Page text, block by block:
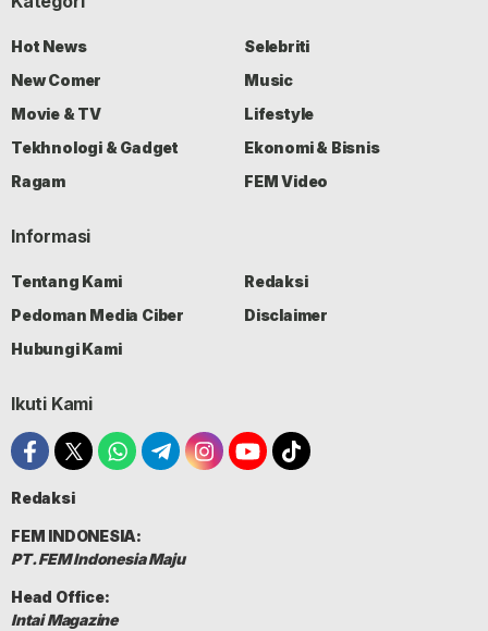
Hot News
Selebriti
New Comer
Music
Movie & TV
Lifestyle
Tekhnologi & Gadget
Ekonomi & Bisnis
Ragam
FEM Video
Informasi
Tentang Kami
Redaksi
Pedoman Media Ciber
Disclaimer
Hubungi Kami
Ikuti Kami
Redaksi
FEM INDONESIA:
PT. FEM Indonesia Maju
Head Office:
Intai Magazine